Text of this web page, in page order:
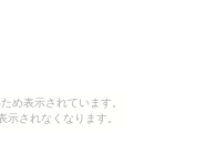
め表示されています。
示されなくなります。